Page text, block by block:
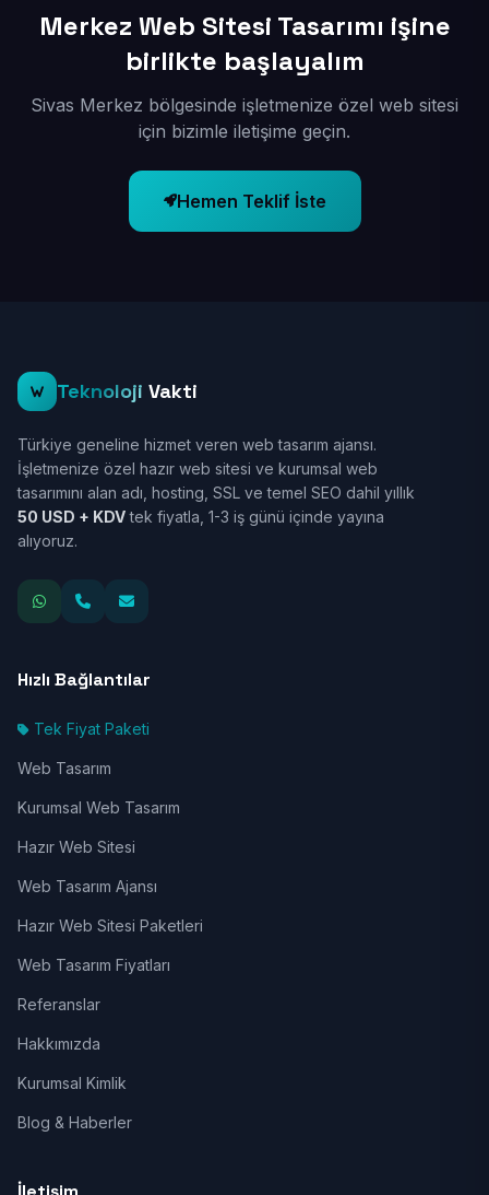
Merkez Web Sitesi Tasarımı işine
birlikte başlayalım
Sivas Merkez bölgesinde işletmenize özel web sitesi
için bizimle iletişime geçin.
Hemen Teklif İste
Teknoloji Vakti
Türkiye geneline hizmet veren web tasarım ajansı.
İşletmenize özel hazır web sitesi ve kurumsal web
tasarımını alan adı, hosting, SSL ve temel SEO dahil yıllık
50 USD + KDVtek fiyatla, 1-3 iş günü içinde yayına
alıyoruz.
Hızlı Bağlantılar
Tek Fiyat Paketi
Web Tasarım
Kurumsal Web Tasarım
Hazır Web Sitesi
Web Tasarım Ajansı
Hazır Web Sitesi Paketleri
Web Tasarım Fiyatları
Referanslar
Hakkımızda
Kurumsal Kimlik
Blog & Haberler